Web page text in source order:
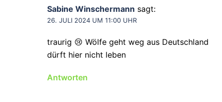
Sabine Winschermann sagt:
26. JULI 2024 UM 11:00 UHR
traurig 😢 Wölfe geht weg aus Deutschland
dürft hier nicht leben
Antworten